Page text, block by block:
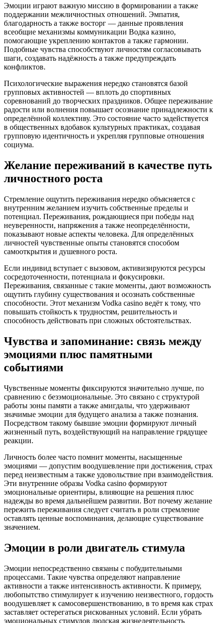
Эмоции играют важную миссию в формировании а также
поддержании межличностных отношений. Эмпатия,
благодарность а также восторг — данные проявления
всеобщие механизмы коммуникации Водка казино,
помогающие укреплению контактов а также гармонии.
Подобные чувства способствуют личностям согласовывать
шаги, создавать надёжность а также предупреждать
конфликтов.
Психологические выражения нередко становятся базой
групповых активностей — вплоть до спортивных
соревнований до творческих праздников. Общее переживание
радости или волнения повышает осознание принадлежности к
определённой коллективу. Это состояние часто задействуется
в общественных вдобавок культурных практиках, создавая
групповую идентичность и укрепляя групповые отношения
социума.
Желание переживаний в качестве путь
личностного роста
Стремление ощутить переживания нередко объясняется с
внутренним желанием изучить собственные пределы и
потенциал. Переживания, рождающиеся при победы над
неуверенности, напряжения а также неопределённости,
показывают новые аспекты человека. Для определённых
личностей чувственные опыты становятся способом
самооткрытия и душевного роста.
Если индивид вступает с вызовом, активизируются ресурсы
сосредоточенности, потенциала и фокусировки.
Переживания, связанные с такие моменты, дают возможность
ощутить глубину существования и осознать собственные
способности. Этот механизм Vodka casino ведёт к тому, что
повышать стойкость к трудностям, решительность и
способность действовать при сложных обстоятельствах.
Чувства и запоминание: связь между
эмоциями плюс памятными
событиями
Чувственные моменты фиксируются значительно лучше, по
сравнению с безэмоциональные. Это связано с структурой
работы зоны памяти а также амигдалы, что удерживают
значимые эмоции для будущего анализа а также познания.
Посредством такому бывшие эмоции формируют личный
жизненный путь, воздействующий на направление грядущее
реакции.
Личность более часто помнит моменты, насыщенные
эмоциями — допустим воодушевление при достижения, страх
перед неизвестным а также удовольствие при взаимодействия.
Эти внутренние образы Vodka casino формируют
эмоциональные ориентиры, влияющие на решения плюс
надежды во время дальнейшем развитии. Вот почему желание
пережить переживания следует считать в роли стремление
оставлять ценные воспоминания, делающие существование
значением.
Эмоции в роли двигатель стимула
Эмоции непосредственно связаны с побудительными
процессами. Такие чувства определяют направление
активности а также интенсивность активности. К примеру,
любопытство стимулирует к изучению неизвестного, гордость
воодушевляет к самосовершенствованию, в то время как страх
заставляет остерегаться рискованных условий. Если убрать
эмоциональных стимулов людская жизнедеятельность